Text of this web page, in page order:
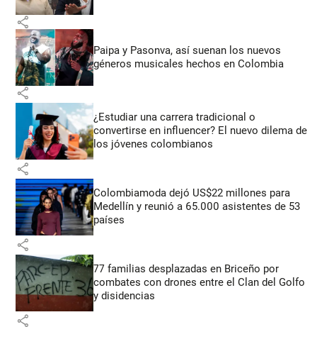
share
Paipa y Pasonva, así suenan los nuevos
géneros musicales hechos en Colombia
share
¿Estudiar una carrera tradicional o
convertirse en influencer? El nuevo dilema de
los jóvenes colombianos
share
Colombiamoda dejó US$22 millones para
Medellín y reunió a 65.000 asistentes de 53
países
share
77 familias desplazadas en Briceño por
combates con drones entre el Clan del Golfo
y disidencias
share